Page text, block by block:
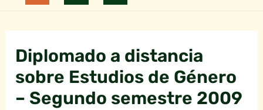
Diplomado a distancia
sobre Estudios de Género
– Segundo semestre 2009